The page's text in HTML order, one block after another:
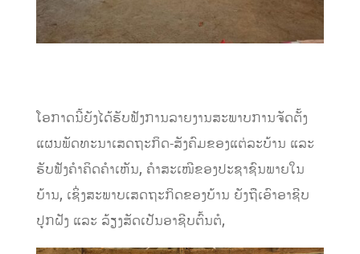
ໂອກາດນີ້ຍັງໄດ້ຮັບຟັງການລາຍງານສະພາບການຈັດຕັ້ງ
ແຜນພັດທະນາເສດຖະກິດ-ສັງຄົມຂອງແຕ່ລະບ້ານ ແລະ
ຮັບຟັງຄໍາຄິດຄໍາເຫັນ, ຄໍາສະເໜີຂອງປະຊາຊົນພາຍໃນ
ບ້ານ, ເຊິ່ງສະພາບເສດຖະກິດຂອງບ້ານ ຍັງຖືເອົາອາຊີບ
ປູກຝັງ ແລະ ລ້ຽງສັດເປັນອາຊີບຕົ້ນຕໍ,